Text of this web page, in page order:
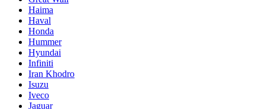
Haima
Haval
Honda
Hummer
Hyundai
Infiniti
Iran Khodro
Isuzu
Iveco
Jaguar